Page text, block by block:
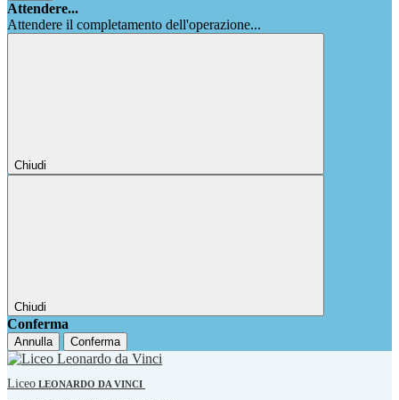
Attendere...
Attendere il completamento dell'operazione...
Chiudi
Chiudi
Conferma
Annulla Conferma
Liceo LEONARDO DA VINCI